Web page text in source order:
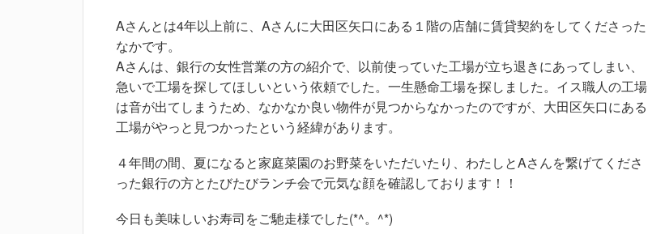
Aさんとは4年以上前に、Aさんに大田区矢口にある１階の店舗に賃貸契約をしてくださった
なかです。
Aさんは、銀行の女性営業の方の紹介で、以前使っていた工場が立ち退きにあってしまい、
急いで工場を探してほしいという依頼でした。一生懸命工場を探しました。イス職人の工場
は音が出てしまうため、なかなか良い物件が見つからなかったのですが、大田区矢口にある
工場がやっと見つかったという経緯があります。
４年間の間、夏になると家庭菜園のお野菜をいただいたり、わたしとAさんを繋げてくださ
った銀行の方とたびたびランチ会で元気な顔を確認しております！！
今日も美味しいお寿司をご馳走様でした(*^。^*)